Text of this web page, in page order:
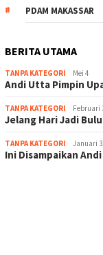
PDAM MAKASSAR
BERITA UTAMA
TANPA KATEGORI Mei 4
Andi Utta Pimpin
TANPA KATEGORI Februari
Jelang Hari Jadi
TANPA KATEGORI Januari
Ini Disampaikan